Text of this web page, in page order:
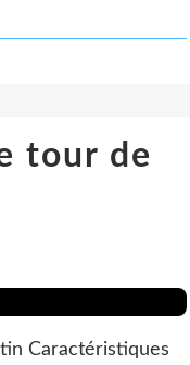
tour de
Caractéristiques